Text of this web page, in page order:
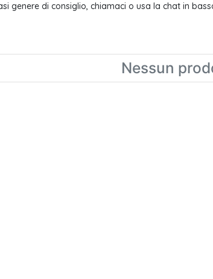
genere di consiglio, chiamaci o usa la chat in
Nessun